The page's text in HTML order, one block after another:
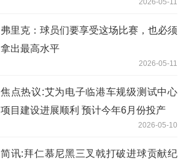
2026-05-11
弗里克：球员们要享受这场比赛，也必须
拿出最高水平
2026-05-11
焦点热议:艾为电子临港车规级测试中心
项目建设进展顺利 预计今年6月份投产
2026-05-10
简讯:拜仁慕尼黑三叉戟打破进球贡献纪